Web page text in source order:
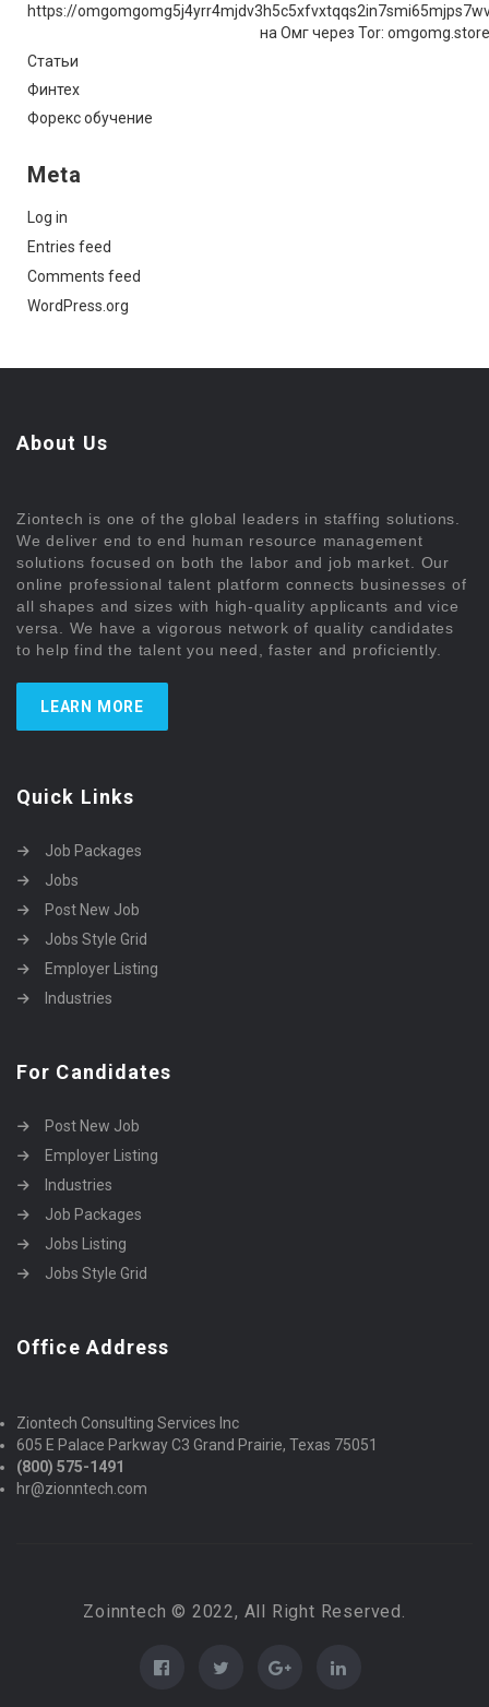
https://
на Омг через Tor:
Статьи
Финтех
Форекс обучение
Meta
Log in
Entries feed
Comments feed
WordPress.org
About Us
Ziontech is one of the global leaders in staffing solutions.
We deliver end to end human resource management
solutions focused on both the labor and job market. Our
online professional talent platform connects businesses of
all shapes and sizes with high-quality applicants and vice
versa. We have a vigorous network of quality candidates
to help find the talent you need, faster and proficiently.
LEARN MORE
Quick Links
Job Packages
Jobs
Post New Job
Jobs Style Grid
Employer Listing
Industries
For Candidates
Post New Job
Employer Listing
Industries
Job Packages
Jobs Listing
Jobs Style Grid
Office Address
Ziontech Consulting Services Inc
605 E Palace Parkway C3 Grand Prairie, Texas 75051
(800) 575-1491
hr@zionntech.com
Zoinntech © 2022, All Right Reserved.